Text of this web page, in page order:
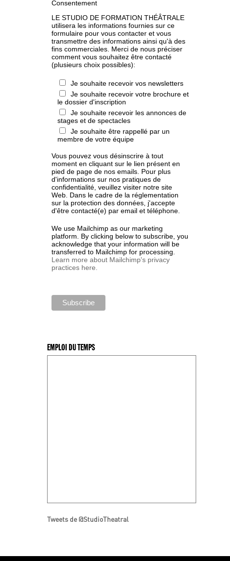
Consentement
LE STUDIO DE FORMATION THÉÂTRALE
utilisera les informations fournies sur ce
formulaire pour vous contacter et vous
transmettre des informations ainsi qu'à des
fins commerciales. Merci de nous préciser
comment vous souhaitez être contacté
(plusieurs choix possibles):
Je souhaite recevoir vos newsletters
Je souhaite recevoir votre brochure et
le dossier d'inscription
Je souhaite recevoir les annonces de
stages et de spectacles
Je souhaite être rappellé par un
membre de votre équipe
Vous pouvez vous désinscrire à tout
moment en cliquant sur le lien présent en
pied de page de nos emails. Pour plus
d'informations sur nos pratiques de
confidentialité, veuillez visiter notre site
Web. Dans le cadre de la réglementation
sur la protection des données, j'accepte
d'être contacté(e) par email et téléphone.
We use Mailchimp as our marketing
platform. By clicking below to subscribe, you
acknowledge that your information will be
transferred to Mailchimp for processing.
Learn more about Mailchimp's privacy
practices here.
EMPLOI DU TEMPS
Tweets de @StudioTheatral